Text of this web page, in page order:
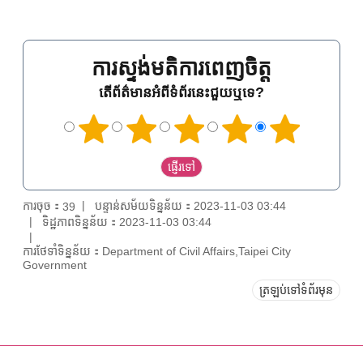
ការស្ទង់មតិការពេញចិត្ត
តើព័ត៌មានអំពីទំព័រនេះជួយឬទេ?
ការចុច： 39
បន្ទាន់សម័យទិន្នន័យ：2023-11-03 03:44
ទិដ្ឋភាពទិន្នន័យ：2023-11-03 03:44
ការថែទាំទិន្នន័យ：Department of Civil Affairs,Taipei City
Government
ត្រឡប់ទៅទំព័រមុន